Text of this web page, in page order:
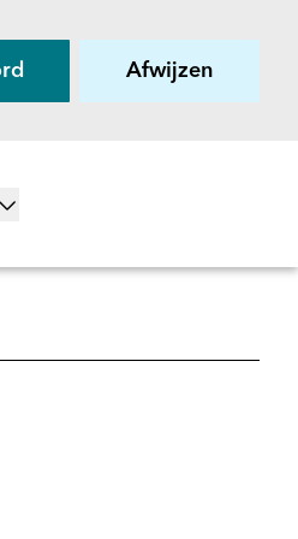
Afwijzen
Limburg